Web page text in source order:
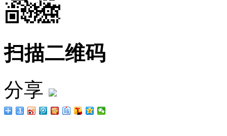
扫描二维码
分享